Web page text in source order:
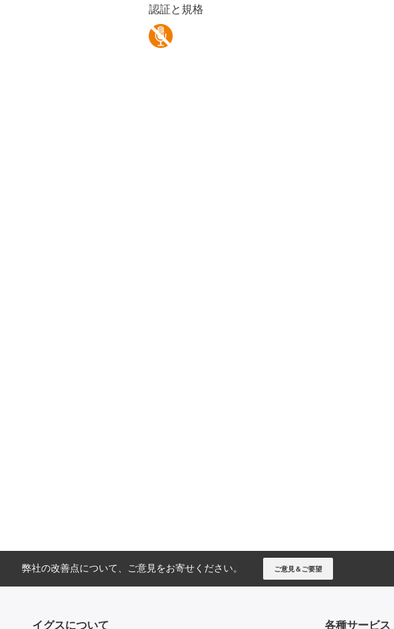
認証と規格
弊社の改善点について、ご意見をお寄せください。 ご意見＆ご要望
イグスについて 各種サービス